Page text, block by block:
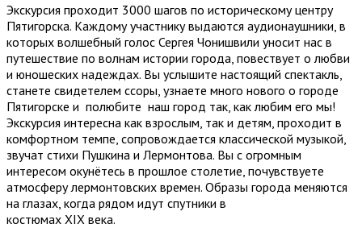
Экскурсия проходит 3000 шагов по историческому центру
Пятигорска. Каждому участнику выдаются аудионаушники, в
которых волшебный голос Сергея Чонишвили уносит нас в
путешествие по волнам истории города, повествует о любви
и юношеских надеждах. Вы услышите настоящий спектакль,
станете свидетелем ссоры, узнаете много нового о городе
Пятигорске и полюбите наш город так, как любим его мы!
Экскурсия интересна как взрослым, так и детям, проходит в
комфортном темпе, сопровождается классической музыкой,
звучат стихи Пушкина и Лермонтова. Вы с огромным
интересом окунётесь в прошлое столетие, почувствуете
атмосферу лермонтовских времен. Образы города меняются
на глазах, когда рядом идут спутники в
костюмах XIX века.